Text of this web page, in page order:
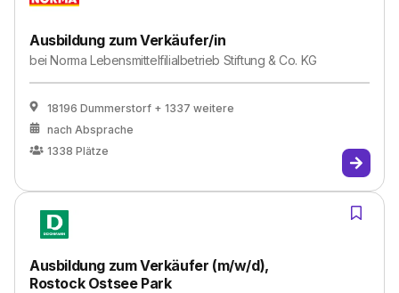
Ausbildung zum Verkäufer/in
beiNorma Lebensmittelfilialbetrieb Stiftung & Co. KG
18196 Dummerstorf + 1337 weitere
nach Absprache
1338 Plätze
Ausbildung zum Verkäufer (m/w/d),
Rostock Ostsee Park